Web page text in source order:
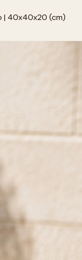
| 40x40x20 (cm)